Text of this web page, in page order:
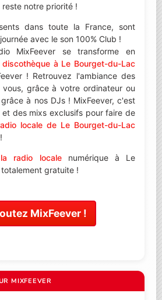
notre priorité !
dans toute la France, sont
avec le son 100% Club !
MixFeever se transforme en
discothèque à Le Bourget-du-Lac
! Retrouvez l'ambiance des
grâce à votre ordinateur ou
à nos DJs ! MixFeever, c'est
et des mixs exclusifs pour faire de
locale de Le Bourget-du-Lac
radio localenumérique à Le
gratuite !
MixFeever !
MIXFEEVER